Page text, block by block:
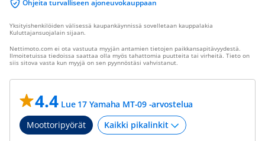
Ohjeita turvalliseen ajoneuvokauppaan
Yksityishenkilöiden välisessä kaupankäynnissä sovelletaan kauppalakia
Kuluttajansuojalain sijaan.
Nettimoto.com ei ota vastuuta myyjän antamien tietojen paikkansapitävyydestä.
Ilmoitetuissa tiedoissa saattaa olla myös tahattomia puutteita tai virheitä. Tieto on
siis sitova vasta kun myyjä on sen pyynnöstäsi vahvistanut.
4.4 Lue 17 Yamaha MT-09 -arvostelua
Moottoripyörät